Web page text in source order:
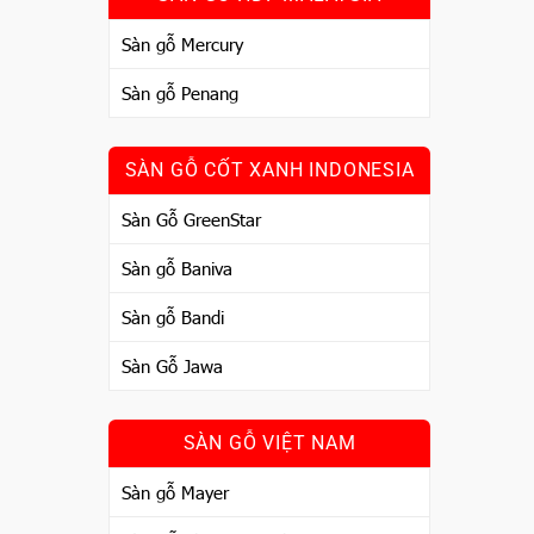
Sàn gỗ Mercury
Sàn gỗ Penang
SÀN GỖ CỐT XANH INDONESIA
Sàn Gỗ GreenStar
Sàn gỗ Baniva
Sàn gỗ Bandi
Sàn Gỗ Jawa
SÀN GỖ VIỆT NAM
Sàn gỗ Mayer